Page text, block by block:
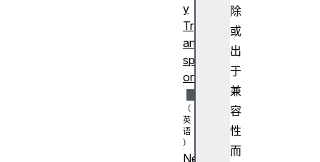
除
或
出
于
兼
容
性
而
y
Tr
an
sp
ort
Ne